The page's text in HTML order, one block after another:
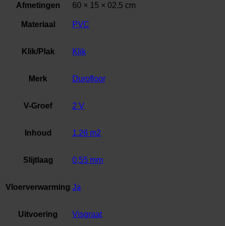
Afmetingen 60 × 15 × 02,5 cm
Materiaal PVC
Klik/Plak Klik
Merk Durofloor
V-Groef 2 V
Inhoud 1,26 m2
Slijtlaag 0,55 mm
Vloerverwarming Ja
Uitvoering Visgraat